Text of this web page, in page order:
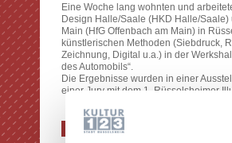
Eine Woche lang wohnten und
Design Halle/Saale (HKD Halle/
Main (HfG Offenbach am Main) in
künstlerischen Methoden (Siebdruck,
Zeichnung, Digital u.a.) in der
des Automobils“.
Die Ergebnisse wurden in einer
einer Jury mit dem 1. Rüsselsheimer
DIE TEILNEHMENDEN: